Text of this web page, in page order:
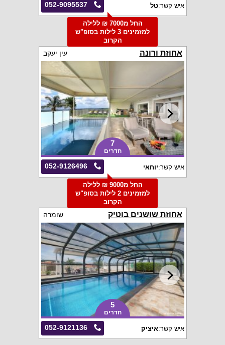
052-9095537 איש קשר:טל
החל מ7000 ₪ ללילה
למזמינים 3 לילות בסופ"ש
הקרוב
אחוזת ורונה עין יעקב
7
חדרים
052-9126496 איש קשר:יוחאי
החל מ9000 ₪ ללילה
למזמינים 2 לילות בסופ"ש
הקרוב
אחוזת שושנים בוטיק שומרה
5
חדרים
052-9121136 איש קשר:איציק